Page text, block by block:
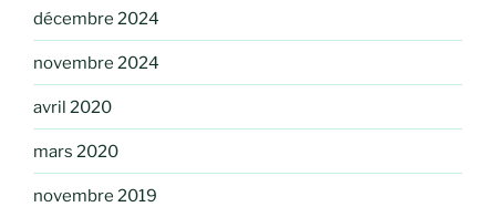
décembre 2024
novembre 2024
avril 2020
mars 2020
novembre 2019